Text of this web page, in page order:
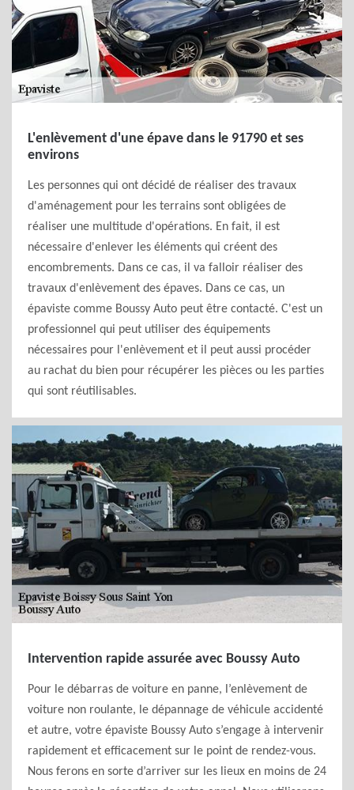
L'enlèvement d'une épave dans le 91790 et ses
environs
Les personnes qui ont décidé de réaliser des travaux
d'aménagement pour les terrains sont obligées de
réaliser une multitude d'opérations. En fait, il est
nécessaire d'enlever les éléments qui créent des
encombrements. Dans ce cas, il va falloir réaliser des
travaux d'enlèvement des épaves. Dans ce cas, un
épaviste comme Boussy Auto peut être contacté. C'est un
professionnel qui peut utiliser des équipements
nécessaires pour l'enlèvement et il peut aussi procéder
au rachat du bien pour récupérer les pièces ou les parties
qui sont réutilisables.
Intervention rapide assurée avec Boussy Auto
Pour le débarras de voiture en panne, l’enlèvement de
voiture non roulante, le dépannage de véhicule accidenté
et autre, votre épaviste Boussy Auto s’engage à intervenir
rapidement et efficacement sur le point de rendez-vous.
Nous ferons en sorte d’arriver sur les lieux en moins de 24